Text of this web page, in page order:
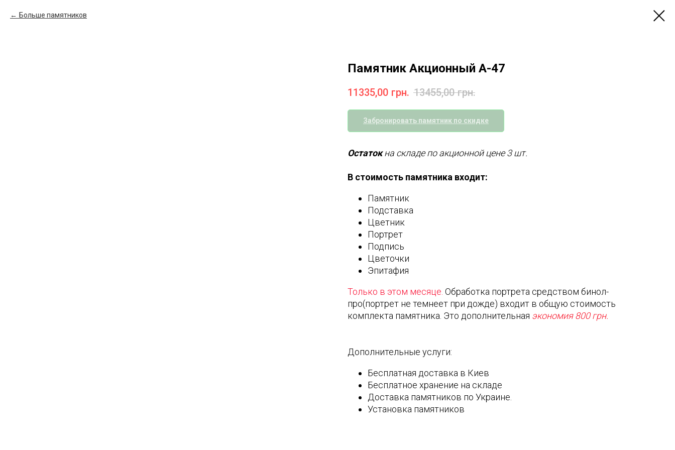
Больше памятников
Памятник Акционный А-47
11335,00 грн. 13455,00 грн.
Забронировать памятник по скидке
Остатокна складе по акционной цене 3 шт.
В стоимость памятника входит:
Памятник
Подставка
Цветник
Портрет
Подпись
Цветочки
Эпитафия
Только в этом месяце. Обработка портрета средством бинол-
про(портрет не темнеет при дожде) входит в общую стоимость
комплекта памятника. Это дополнительная экономия 800 грн.
Дополнительные услуги:
Бесплатная доставка в Киев
Бесплатное хранение на складе
Доставка памятников по Украине.
Установка памятников